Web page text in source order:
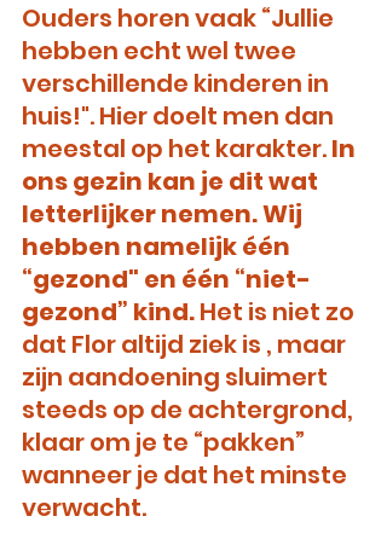
Ouders horen vaak “Jullie
hebben echt wel twee
verschillende kinderen in
huis!". Hier doelt men dan
meestal op het karakter. In
ons gezin kan je dit wat
letterlijker nemen. Wij
hebben namelijk één
“gezond" en één “niet-
gezond” kind. Het is niet zo
dat Flor altijd ziek is , maar
zijn aandoening sluimert
steeds op de achtergrond,
klaar om je te “pakken”
wanneer je dat het minste
verwacht.